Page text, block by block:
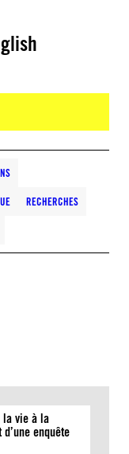
RECHERCHES
la vie à la
enquête